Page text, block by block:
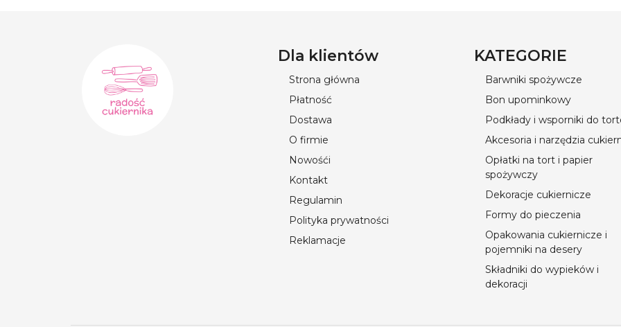
Dla klientów
Strona główna
Płatność
Dostawa
O firmie
Nowośći
Kontakt
Regulamin
Polityka prywatności
Reklamacje
KATEGORIE
Barwniki spożywcze
Bon upominkowy
Podkłady i wsporniki do
Akcesoria i narzędzia
Opłatki na tort i papier
spożywczy
Dekoracje cukiernicze
Formy do pieczenia
Opakowania cukiernicze i
pojemniki na desery
Składniki do wypieków i
dekoracji